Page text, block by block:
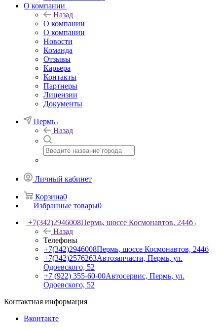
О компании
Назад
О компании
О компании
Новости
Команда
Отзывы
Карьера
Контакты
Партнеры
Лицензии
Документы
Пермь
Назад
Личный кабинет
Корзина0
Избранные товары0
+7(342)2946008Пермь, шоссе Космонавтов, 244б
Назад
Телефоны
+7(342)2946008Пермь, шоссе Космонавтов, 244б
+7(342)2576263Автозапчасти, Пермь, ул.
Одоевского, 52
+7 (922) 355-60-00Автосервис, Пермь, ул.
Одоевского, 52
Контактная информация
Вконтакте